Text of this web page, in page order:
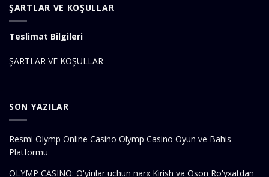
ŞARTLAR VE KOŞULLAR
Teslimat Bilgileri
ŞARTLAR VE KOŞULLAR
SON YAZILAR
Resmi Olymp Online Casino Olymp Casino Oyun ve Bahis
Platformu
OLYMP CASINO: O'yinlar uchun narx Kirish va Oson Ro'yxatdan